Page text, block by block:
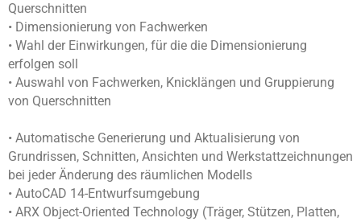
Querschnitten
• Dimensionierung von Fachwerken
• Wahl der Einwirkungen, für die die Dimensionierung
erfolgen soll
• Auswahl von Fachwerken, Knicklängen und Gruppierung
von Querschnitten
• Automatische Generierung und Aktualisierung von
Grundrissen, Schnitten, Ansichten und Werkstattzeichnungen
bei jeder Änderung des räumlichen Modells
• AutoCAD 14-Entwurfsumgebung
• ARX Object-Oriented Technology (Träger, Stützen, Platten,